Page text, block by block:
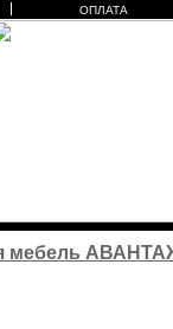
ОПЛАТА
мебель